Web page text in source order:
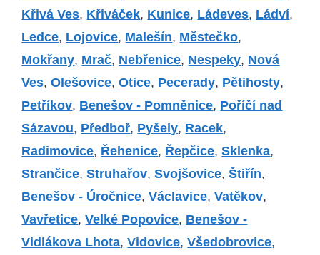
Křivá Ves, Křiváček, Kunice, Ládeves, Ládví,
Ledce, Lojovice, Malešín, Městečko,
Mokřany, Mrač, Nebřenice, Nespeky, Nová
Ves,Olešovice,Otice, Pecerady, Pětihosty,
Petříkov, Benešov - Pomněnice, Poříčí nad
Sázavou, Předboř, Pyšely, Racek,
Radimovice, Řehenice, Řepčice,Sklenka,
Strančice,Struhařov,Svojšovice,Štiřín,
Benešov - Úročnice,Václavice,Vatěkov,
Vavřetice,Velké Popovice, Benešov -
Vidlákova Lhota,Vidovice,Všedobrovice,